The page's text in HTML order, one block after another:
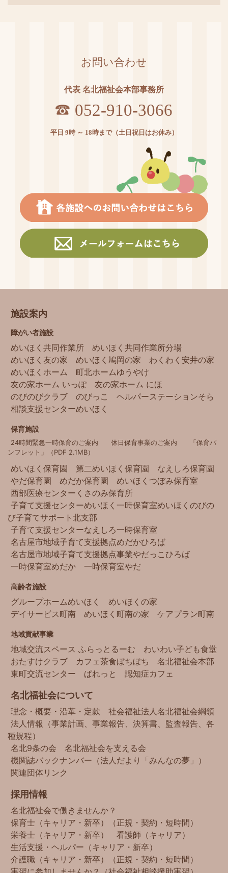
お問い合わせ
代表 名北福祉会本部事務所
052-910-3066
平日 9時 ～ 18時まで（土日祝日はお休み）
施設案内
障がい者施設
めいほく共同作業所
めいほく共同作業所分場
めいほく友の家
めいほく鳩岡の家
わくわく安井の家
めいほくホーム
町北ホームゆうやけ
友の家ホーム いっぽ
友の家ホーム にほ
のびのびクラブ
のびっこ
ヘルパーステーションそら
相談支援センターめいほく
保育施設
24時間緊急一時保育のご案内 休日保育事業のご案内
「保育パ
ンフレット」（PDF 2.1MB）
めいほく保育園 第二めいほく保育園
なえしろ保育園
やだ保育園
めだか保育園
めいほくつぼみ保育室
西部医療センター くさのみ保育所
子育て支援センターめいほく 一時保育室めいほく のびの
び子育てサポート北支部
子育て支援センターなえしろ一時保育室
名古屋市地域子育て支援拠点めだかひろば
名古屋市地域子育て支援拠点事業やだっこひろば
一時保育室めだか
一時保育室やだ
高齢者施設
グループホームめいほく
めいほくの家
デイサービス町南
めいほく町南の家 ケアプラン町南
地域貢献事業
地域交流スペース ふらっとるーむ
わいわい子ども食堂
おたすけクラブ
カフェ茶食ぼちぼち
名北福祉会本部
東町交流センター
ぱれっと 認知症カフェ
名北福祉会について
理念・概要・沿革・定款
社会福祉法人名北福祉会綱領
法人情報（事業計画、事業報告、決算書、監査報告、各
種規程）
名北9条の会
名北福祉会を支える会
機関誌バックナンバー（法人だより「みんなの夢」）
関連団体リンク
採用情報
名北福祉会で働きませんか？
保育士（キャリア・新卒）（正規・契約・短時間）
栄養士（キャリア・新卒）
看護師（キャリア）
生活支援・ヘルパー（キャリア・新卒）
介護職（キャリア・新卒）（正規・契約・短時間）